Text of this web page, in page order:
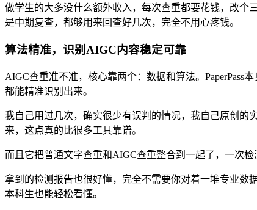
做学生的大多没什么额外收入，每次查重都要花钱，改个
是中期复查，都够用来回查好几次，完全不用心疼钱。
算法精准，识别AIGC内容稳定可靠
AIGC查重准不准，核心靠两个：数据和算法。PaperPass
都能精准识别出来。
我自己用过几次，确实很少有误判的情况，我自己原创
来，这点真的比很多工具靠谱。
而且它把普通文字查重和AIGC查重整合到一起了，一次
拿到的检测报告也很好懂，完全不需要你对着一堆专业数
本科生也能轻松看懂。